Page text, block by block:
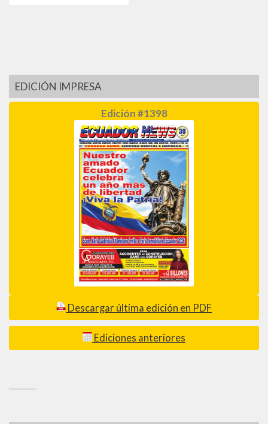
EDICIÓN IMPRESA
Edición #1398
Descargar última edición en PDF
Ediciones anteriores